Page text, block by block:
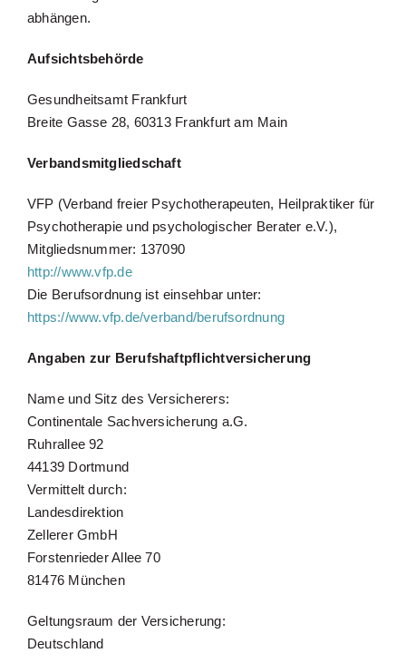
abhängen.
Aufsichtsbehörde
Gesundheitsamt Frankfurt
Breite Gasse 28, 60313 Frankfurt am Main
Verbandsmitgliedschaft
VFP (Verband freier Psychotherapeuten, Heilpraktiker für
Psychotherapie und psychologischer Berater e.V.),
Mitgliedsnummer: 137090
http://www.vfp.de
Die Berufsordnung ist einsehbar unter:
https://www.vfp.de/verband/berufsordnung
Angaben zur Berufshaftpflichtversicherung
Name und Sitz des Versicherers:
Continentale Sachversicherung a.G.
Ruhrallee 92
44139 Dortmund
Vermittelt durch:
Landesdirektion
Zellerer GmbH
Forstenrieder Allee 70
81476 München
Geltungsraum der Versicherung:
Deutschland